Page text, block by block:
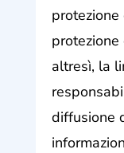
altresì, la
diffusione